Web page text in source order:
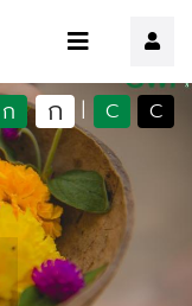
ก ก C C